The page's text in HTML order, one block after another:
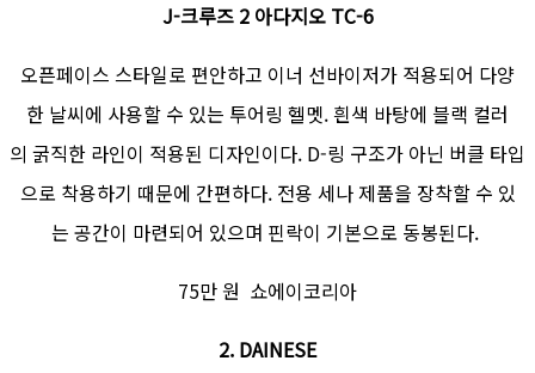
J-크루즈 2 아다지오 TC-6
오픈페이스 스타일로 편안하고 이너 선바이저가 적용되어 다양
한 날씨에 사용할 수 있는 투어링 헬멧. 흰색 바탕에 블랙 컬러
의 굵직한 라인이 적용된 디자인이다. D-링 구조가 아닌 버클 타입
으로 착용하기 때문에 간편하다. 전용 세나 제품을 장착할 수 있
는 공간이 마련되어 있으며 핀락이 기본으로 동봉된다.
75만 원 쇼에이코리아
2. DAINESE